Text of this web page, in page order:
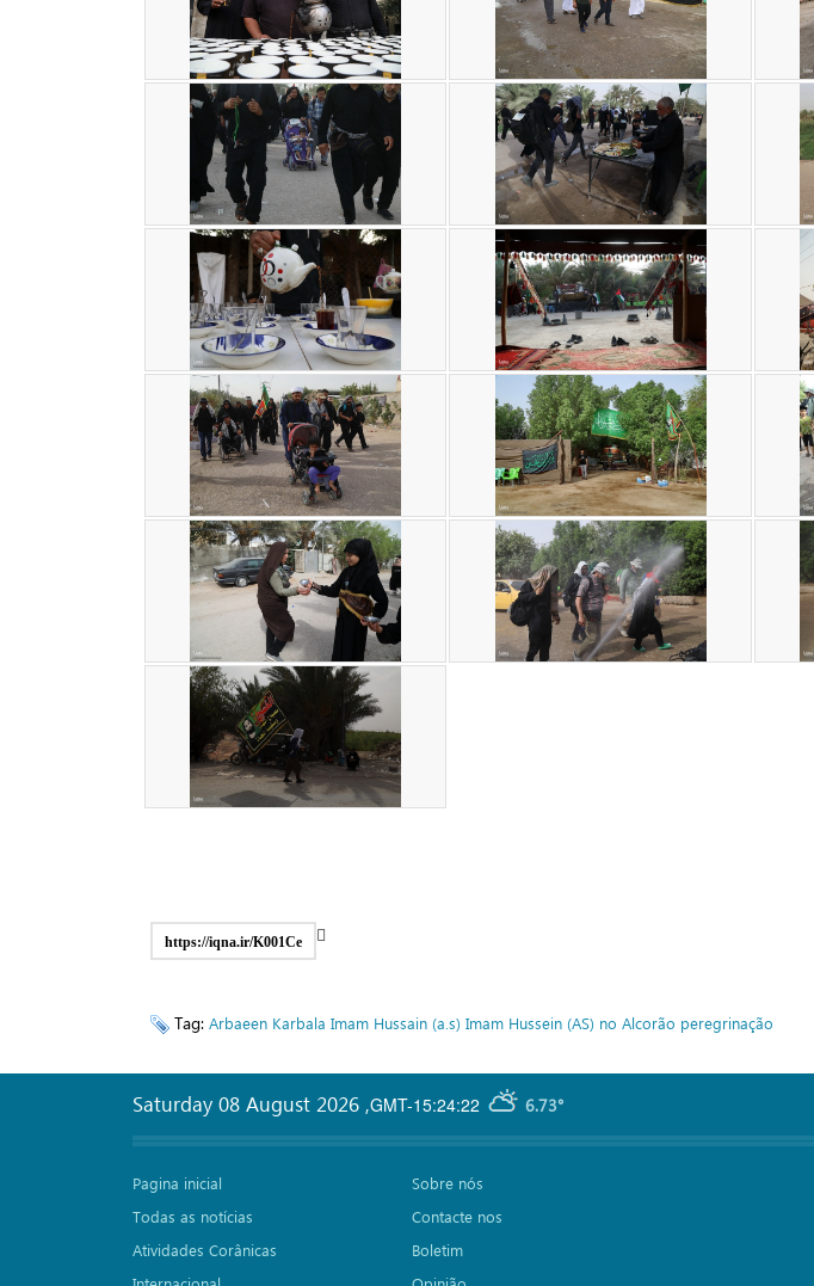
https://iqna.ir/K001Ce
Tag: Arbaeen Karbala Imam Hussain (a.s) Imam Hussein (AS) no Alcorão peregrinação
GMT-15:24:22 6.73°
Saturday 08 August 2026 ,
Pagina inicial
Todas as notícias
Atividades Corânicas
Sobre nós
Contacte nos
Boletim